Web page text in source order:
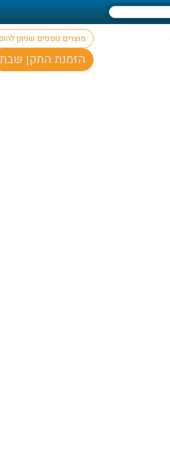
מוצרים נוספים שניתן
הזמנת התקן שבת